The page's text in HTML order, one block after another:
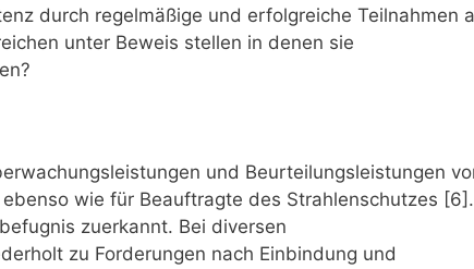
durch regelmäßige und erfolgreiche Teilnahmen
unter Beweis stellen in denen sie
und Beurteilungsleistungen
wie für Beauftragte des Strahlenschutzes [6].
zuerkannt. Bei diversen
zu Forderungen nach Einbindung und